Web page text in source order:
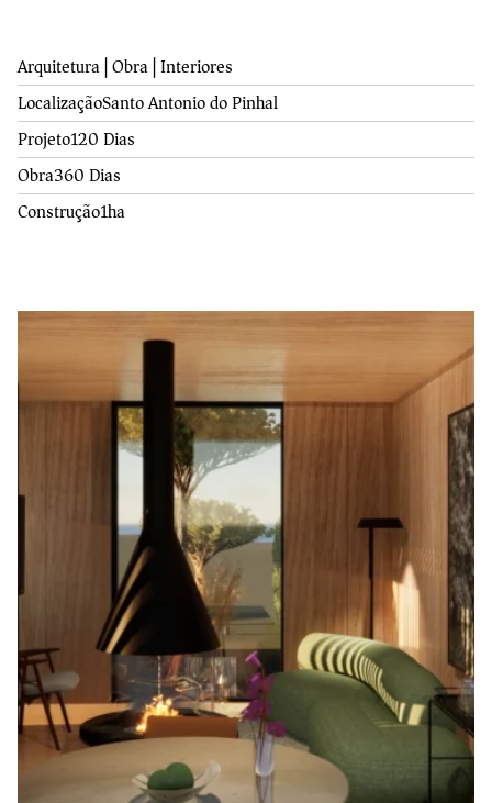
Arquitetura | Obra | Interiores
LocalizaçãoSanto Antonio do Pinhal
Projeto120 Dias
Obra360 Dias
Construção1ha